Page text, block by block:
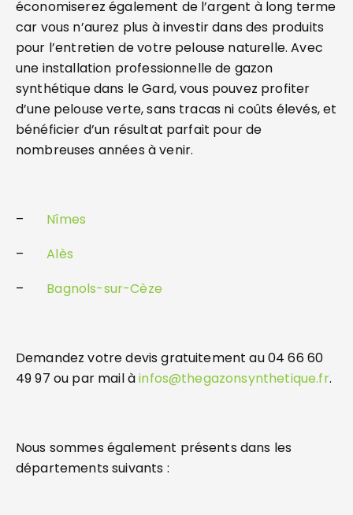
économiserez également de l’argent à long terme
car vous n’aurez plus à investir dans des produits
pour l’entretien de votre pelouse naturelle. Avec
une installation professionnelle de gazon
synthétique dans le Gard, vous pouvez profiter
d’une pelouse verte, sans tracas ni coûts élevés, et
bénéficier d’un résultat parfait pour de
nombreuses années à venir.
– Nîmes
–Alès
– Bagnols-sur-Cèze
Demandez votre devis gratuitement au 04 66 60
49 97 ou par mail àinfos@thegazonsynthetique.fr.
Nous sommes également présents dans les
départements suivants :